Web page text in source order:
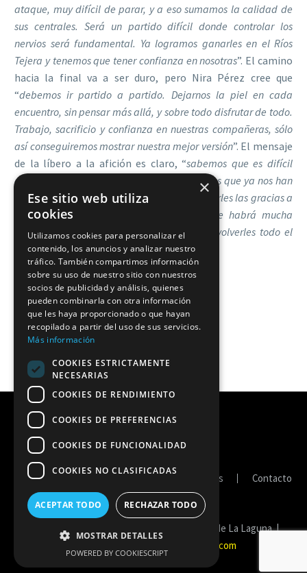
ataque, muy difícil de parar, y a eso sumamos la calidad de
sus centrales. Será un partido difícil donde controlar los
nervios será fundamental. Ya logramos ganarles en el Ríos
Tejera y tenemos que tener confianza en nosotras”. El camino
hacia la final va a ser duro, pero Nira Pérez cree que
“debemos ir partido a partido. Dejarnos la piel en cada
encuentro, sin pensar más allá, y sobre todo disfrutar de todo.
Trabajo, sacrificio y confianza en nuestras compañeras, sólo
así conseguiremos mostrar nuestra mejor versión”. El mensaje
de la líbero a la afición es claro, “sabemos que es difícil
acudir a la Copa, pero hay varios aficionados que ya nos han
dicho que van a ir a animarnos. Queremos darles las gracias a
todos, porque sabemos que desde Tenerife habrá mucha
gente pendiente del Aguere, esperamos devolverles todo el
apoyo volviendo el domingo con la Copa
Portal de transparencia Política de cookies Contacto
Copyright © 2026 Fedes Ascensores Ciudad de La Laguna. |
Internetisimo.com
×
Ese sitio web utiliza
cookies
Utilizamos cookies para personalizar el
contenido, los anuncios y analizar nuestro
tráfico. También compartimos información
sobre su uso de nuestro sitio con nuestros
socios de publicidad y análisis, quienes
pueden combinarla con otra información
que les haya proporcionado o que hayan
recopilado a partir del uso de sus servicios.
Más información
COOKIES ESTRICTAMENTE
NECESARIAS
COOKIES DE RENDIMIENTO
COOKIES DE PREFERENCIAS
COOKIES DE FUNCIONALIDAD
COOKIES NO CLASIFICADAS
ACEPTAR TODO RECHAZAR TODO
MOSTRAR DETALLES
POWERED BY COOKIESCRIPT